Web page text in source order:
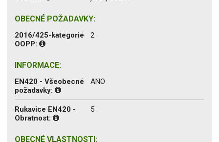
OBECNÉ POŽADAVKY:
2016/425-kategorie
OOPP:
2
INFORMACE:
EN420 - Všeobecné
požadavky:
ANO
Rukavice EN420 -
Obratnost:
5
OBECNÉ VLASTNOSTI: